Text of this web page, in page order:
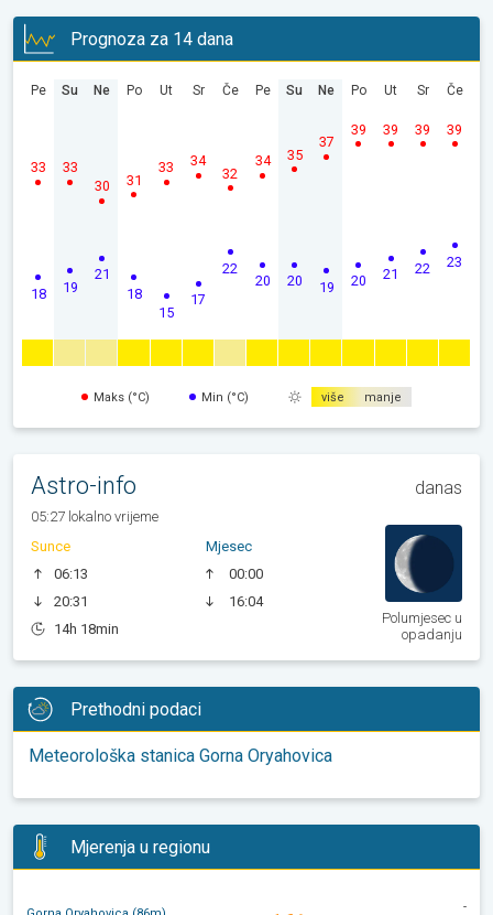
Prognoza za 14 dana
Pe
18
33
Su
19
33
Ne
21
30
Po
18
31
Ut
15
33
Sr
17
34
Če
22
32
Pe
20
34
Su
20
35
Ne
19
37
Po
20
39
Ut
21
39
Sr
22
39
Če
23
39
Maks (°C) Min (°C) više manje
Astro-info danas
05:27 lokalno vrijeme
Sunce
06:13
20:31
14h 18min
Mjesec
00:00
16:04
Polumjesec u
opadanju
Prethodni podaci
Meteorološka stanica Gorna Oryahovica
Mjerenja u regionu
-